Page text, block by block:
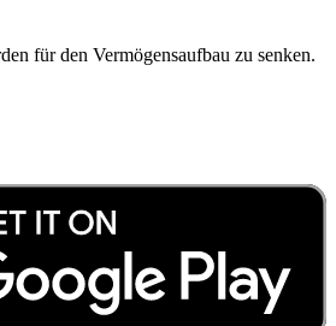
für den Vermögensaufbau zu senken.